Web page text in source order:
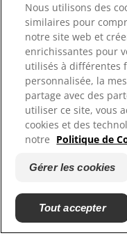
Nos sites
Hill's Vet
Carrières
Nous utilisons des
similaires pour
notre site web et
enrichissantes pour
utilisés à différentes
personnalisée, la
partage avec des
utiliser ce site, vous
cookies et des
notre Politique de
Gérer les cookies
Tout accepter